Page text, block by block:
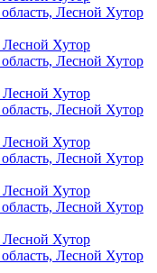
Лесной Хутор
Хутор
Лесной Хутор
Хутор
Лесной Хутор
Хутор
Лесной Хутор
Хутор
Лесной Хутор
Хутор
Лесной Хутор